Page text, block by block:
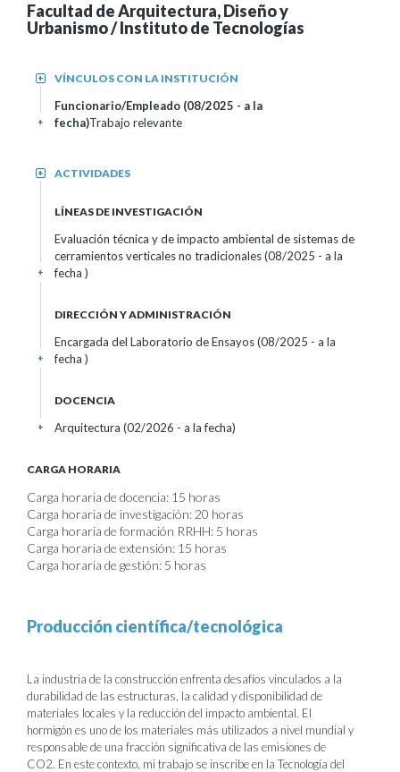
Facultad de Arquitectura, Diseño y
Urbanismo / Instituto de Tecnologías
VÍNCULOS CON LA INSTITUCIÓN
+
Funcionario/Empleado (08/2025 - a la
fecha)Trabajo relevante
+
ACTIVIDADES
+
LÍNEAS DE INVESTIGACIÓN
Evaluación técnica y de impacto ambiental de sistemas de
cerramientos verticales no tradicionales (08/2025 - a la
fecha )
+
DIRECCIÓN Y ADMINISTRACIÓN
Encargada del Laboratorio de Ensayos (08/2025 - a la
fecha )
+
DOCENCIA
Arquitectura (02/2026 - a la fecha)
+
CARGA HORARIA
Carga horaria de docencia: 15 horas
Carga horaria de investigación: 20 horas
Carga horaria de formación RRHH: 5 horas
Carga horaria de extensión: 15 horas
Carga horaria de gestión: 5 horas
Producción científica/tecnológica
La industria de la construcción enfrenta desafíos vinculados a la
durabilidad de las estructuras, la calidad y disponibilidad de
materiales locales y la reducción del impacto ambiental. El
hormigón es uno de los materiales más utilizados a nivel mundial y
responsable de una fracción significativa de las emisiones de
CO2. En este contexto, mi trabajo se inscribe en la Tecnología del